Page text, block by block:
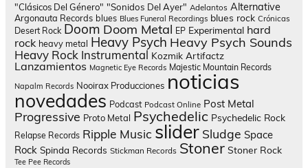
"Clásicos Del Género" "Sonidos Del Ayer" Adelantos Alternative
Argonauta Records blues Blues Funeral Recordings blues rock Crónicas
Desert Rock Doom Doom Metal EP Experimental hard
rock heavy metal Heavy Psych Heavy Psych Sounds
Heavy Rock Instrumental Kozmik Artifactz
Lanzamientos Magnetic Eye Records Majestic Mountain Records
Napalm Records Nooirax Producciones noticias
novedades Podcast Podcast Online Post Metal
Progressive Proto Metal Psychedelic Psychedelic Rock
Relapse Records Ripple Music slider Sludge Space
Rock Spinda Records Stickman Records Stoner Stoner Rock
Tee Pee Records